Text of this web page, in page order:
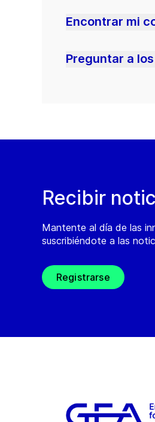
Encontrar mi
Preguntar a
Recibir
Mantente al día de las
suscribiéndote a las
Registrarse